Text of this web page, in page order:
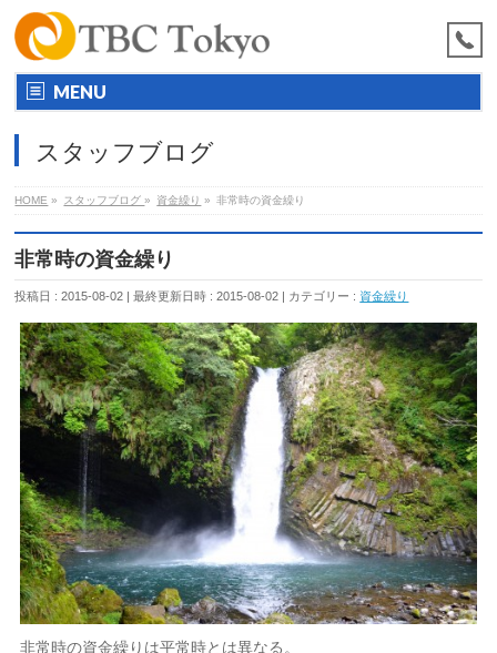
MENU
スタッフブログ
HOME » スタッフブログ» 資金繰り » 非常時の資金繰り
非常時の資金繰り
投稿日 : 2015-08-02 最終更新日時 : 2015-08-02 カテゴリー : 資金繰り
非常時の資金繰りは平常時とは異なる。